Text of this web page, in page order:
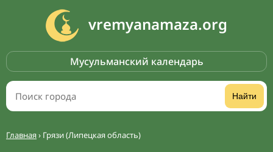
vremyanamaza.org
Мусульманский календарь
Найти
Главная› Грязи (Липецкая область)